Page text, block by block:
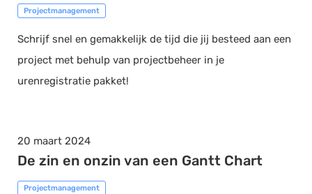
Projectmanagement
Schrijf snel en gemakkelijk de tijd die jij besteed aan een
project met behulp van projectbeheer in je
urenregistratie pakket!
20 maart 2024
De zin en onzin van een Gantt Chart
Projectmanagement